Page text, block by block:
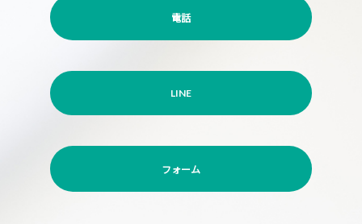
電話
LINE
フォーム